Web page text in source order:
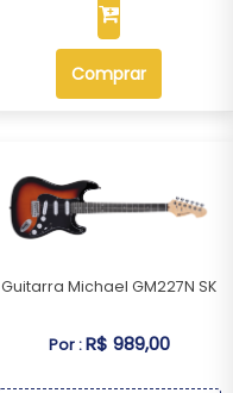
Comprar
Guitarra Michael GM227N SK
Por :R$ 989,00